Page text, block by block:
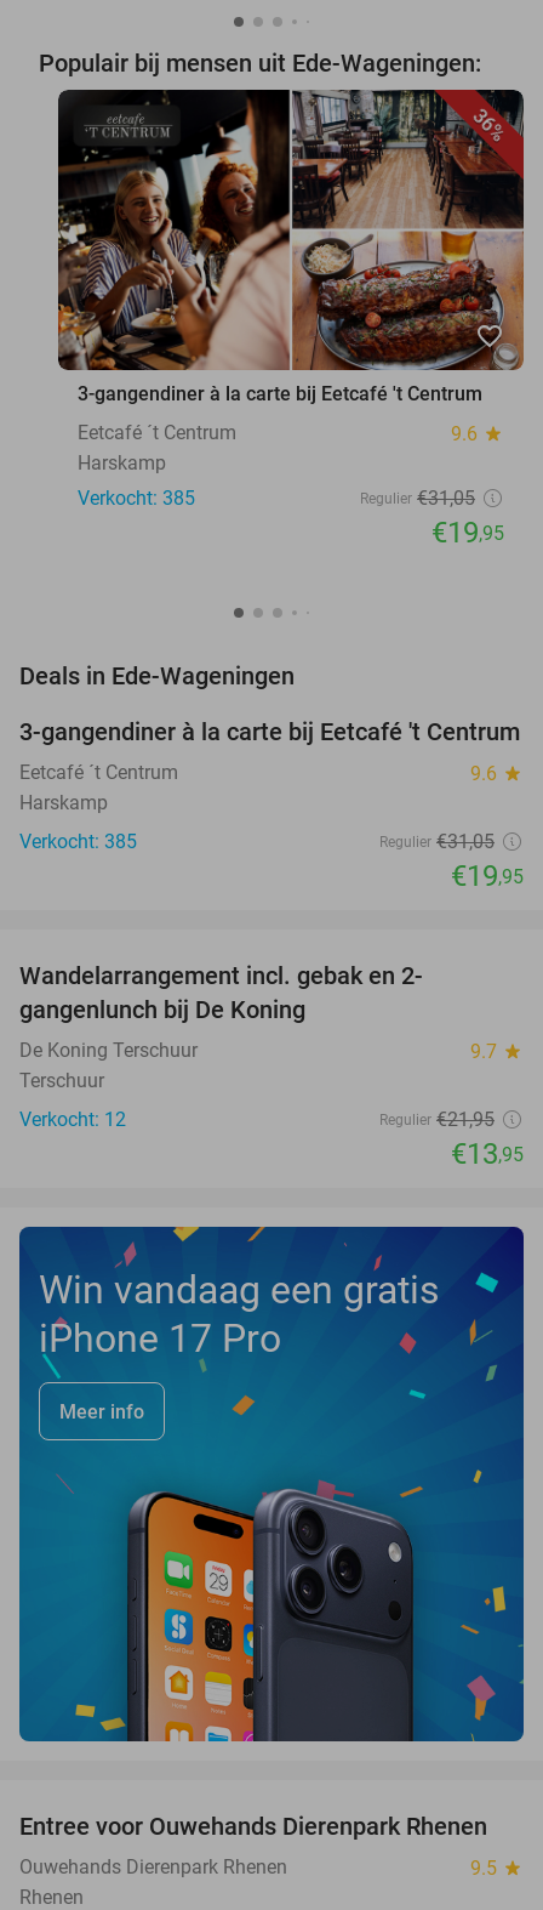
Populair bij mensen uit Ede-Wageningen:
36%
favorite_border
3-gangendiner à la carte bij Eetcafé 't Centrum
Eetcafé ´t Centrum
9.6 star
Harskamp
Verkocht: 385
Regulier €31,05
€19,95
Deals in Ede-Wageningen
36%
3-gangendiner à la carte bij Eetcafé 't Centrum
Eetcafé ´t Centrum 9.6 star
Harskamp
Verkocht: 385
Regulier €31,05
€19,95
TODAY
Wandelarrangement incl. gebak en 2-
gangenlunch bij De Koning
De Koning Terschuur 9.7 star
Terschuur
Verkocht: 12
Regulier €21,95
€13,95
Win vandaag een gratis
iPhone 17 Pro
Meer info
19%
Entree voor Ouwehands Dierenpark Rhenen
Ouwehands Dierenpark Rhenen 9.5 star
Rhenen